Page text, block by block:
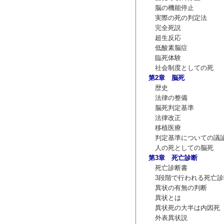
脳の機能停止
実際の死の判定法
完全死説
超生反応
低酸素脳症
臨死体験
社会制度としての死
第2章 脳死
歴史
法律の整備
脳死判定基準
法律改正
移植医療
判定基準についての議
人の死としての脳死
第3章 死亡診断
死亡診断書
3段階で行われる死亡
異状の有無の判断
異状とは
異状死の大半は内因死
外表異状説